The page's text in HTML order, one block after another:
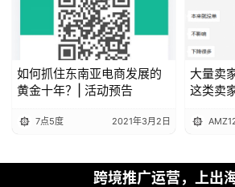
如何抓住东南亚电商发展的
黄金十年？| 活动预告
7点5度 2021年3月2日
大量卖
这类卖
跨境推广运营，上出